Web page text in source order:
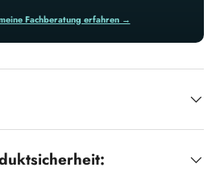
Fachberatung erfahren →